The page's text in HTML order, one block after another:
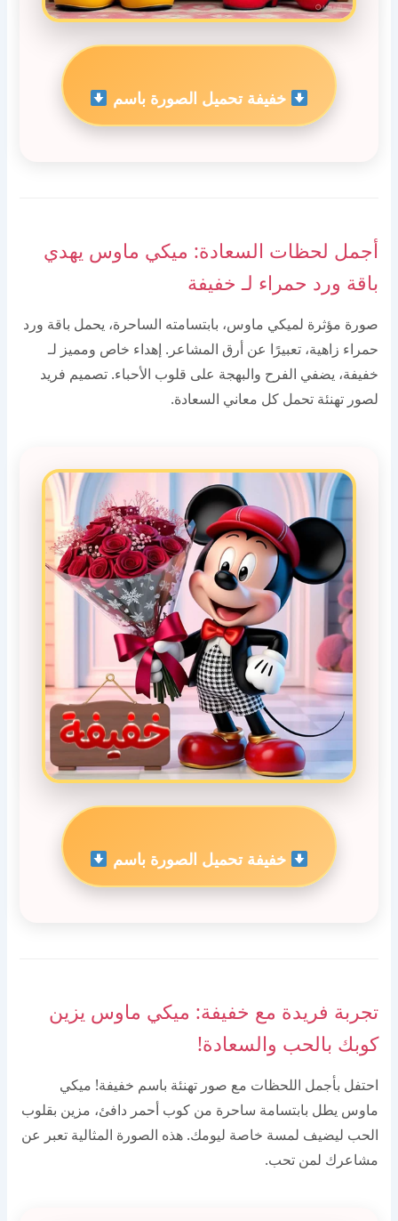
خفيفة تحميل الصورة باسم
أجمل لحظات السعادة: ميكي ماوس يهدي
باقة ورد حمراء لـ خفيفة
صورة مؤثرة لميكي ماوس، بابتسامته الساحرة، يحمل باقة ورد
حمراء زاهية، تعبيرًا عن أرق المشاعر. إهداء خاص ومميز لـ
خفيفة، يضفي الفرح والبهجة على قلوب الأحباء. تصميم فريد
لصور تهنئة تحمل كل معاني السعادة.
خفيفة تحميل الصورة باسم
تجربة فريدة مع خفيفة: ميكي ماوس يزين
كوبك بالحب والسعادة!
احتفل بأجمل اللحظات مع صور تهنئة باسم خفيفة! ميكي
ماوس يطل بابتسامة ساحرة من كوب أحمر دافئ، مزين بقلوب
الحب ليضيف لمسة خاصة ليومك. هذه الصورة المثالية تعبر عن
مشاعرك لمن تحب.